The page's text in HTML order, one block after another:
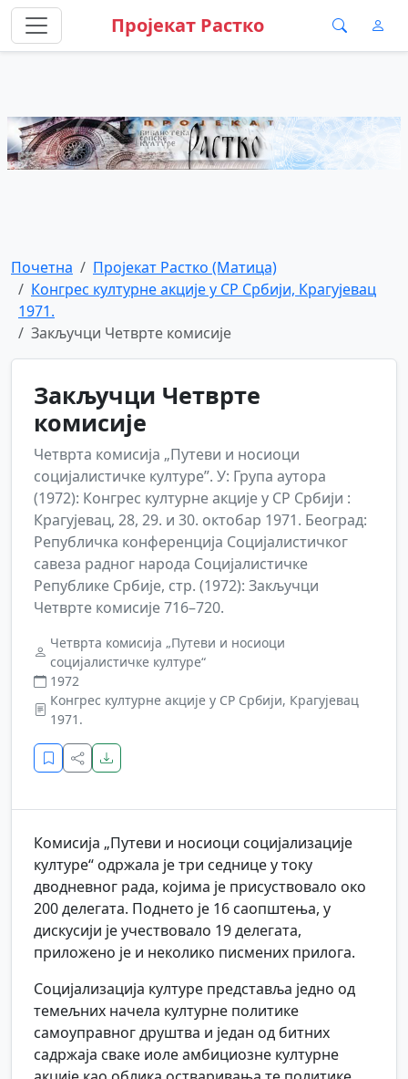
Пројекат Растко
Почетна
Пројекат Растко (Матица)
Конгрес културне акције у СР Србији, Крагујевац
1971.
Закључци Четврте комисије
Закључци Четврте
комисије
Четврта комисија „Путеви и носиоци
социјалистичке културе”. У: Група аутора
(1972): Конгрес културне акције у СР Србији :
Крагујевац, 28, 29. и 30. октобар 1971. Београд:
Републичка конференција Социјалистичког
савеза радног народа Социјалистичке
Републике Србије, стр. (1972): Закључци
Четврте комисије 716–720.
Четврта комисија „Путеви и носиоци
социјалистичке културе“
1972
Конгрес културне акције у СР Србији, Крагујевац
1971.
Комисија „Путеви и носиоци социјализације
културе“ одржала је три седнице у току
дводневног рада, којима је присуствовало око
200 делегата. Поднето је 16 саопштења, у
дискусији је учествовало 19 делегата,
приложено је и неколико писмених прилога.
Социјализација културе представља једно од
темељних начела културне политике
самоуправног друштва и један од битних
садржаја сваке иоле амбициозне културне